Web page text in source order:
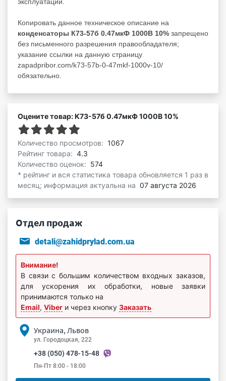
Копировать данное техническое описание на
конденсаторы К73-57б 0.47мкФ 1000В 10% запрещено
без письменного разрешения правообладателя;
указание ссылки на данную страницу
zapadpribor.com/k73-57b-0-47mkf-1000v-10/
обязательно.
Оцените товар: К73-57б 0.47мкФ 1000В 10%
Количество просмотров: 1067
Рейтинг товара: 4.3
Количество оценок: 574
* рейтинг и вся статистика товара обновляется 1 раз в
месяц; информация актуальна на 07 августа 2026
Отдел продаж
detali@zahidprylad.com.ua
Внимание!
В связи с большим количеством входных заказов,
для ускорения их обработки, новые заявки
принимаются только на
Email, Viber и через кнопку Заказать
Украина, Львов
ул. Городоцкая, 222
+38 (050) 478-15-48
Пн-Пт 8:00 - 18:00